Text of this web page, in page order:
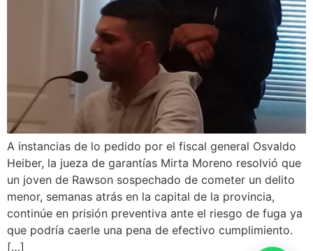
A instancias de lo pedido por el fiscal general Osvaldo
Heiber, la jueza de garantías Mirta Moreno resolvió que
un joven de Rawson sospechado de cometer un delito
menor, semanas atrás en la capital de la provincia,
continúe en prisión preventiva ante el riesgo de fuga ya
que podría caerle una pena de efectivo cumplimiento.
[…]